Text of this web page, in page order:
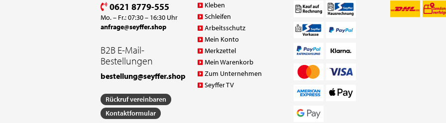
0621 8779-555
Mo. – Fr.: 07:30 – 16:30 Uhr
anfrage@seyffer.shop
B2B E-Mail-
Bestellungen
bestellung@seyffer.shop
Rückruf vereinbaren
Kontaktformular
Kleben
Schleifen
Arbeitsschutz
Mein Konto
Merkzettel
Mein Warenkorb
Zum Unternehmen
Seyffer TV